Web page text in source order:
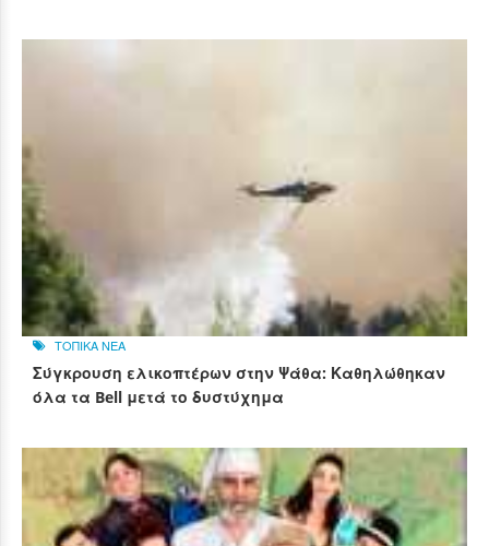
ΤΟΠΙΚΑ ΝΕΑ
Σύγκρουση ελικοπτέρων στην Ψάθα: Καθηλώθηκαν
όλα τα Bell μετά το δυστύχημα